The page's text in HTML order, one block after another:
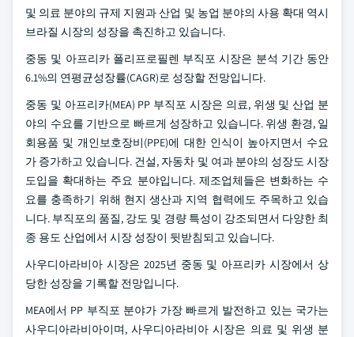
및 의료 분야의 규제 지원과 산업 및 농업 분야의 사용 확대 역시
브라질 시장의 성장을 촉진하고 있습니다.
중동 및 아프리카 폴리프로필렌 부직포 시장은 분석 기간 동안
6.1%의 연평균성장률(CAGR)로 성장할 전망입니다.
중동 및 아프리카(MEA) PP 부직포 시장은 의료, 위생 및 산업 분
야의 수요를 기반으로 빠르게 성장하고 있습니다. 위생 환경, 일
회용품 및 개인보호장비(PPE)에 대한 인식이 높아지면서 수요
가 증가하고 있습니다. 건설, 자동차 및 여과 분야의 성장도 시장
도입을 확대하는 주요 분야입니다. 제조업체들은 변화하는 수
요를 충족하기 위해 현지 생산과 지역 협력에도 주목하고 있습
니다. 부직포의 품질, 강도 및 경량 특성이 강조되면서 다양한 최
종 용도 산업에서 시장 성장이 뒷받침되고 있습니다.
사우디아라비아 시장은 2025년 중동 및 아프리카 시장에서 상
당한 성장을 기록할 전망입니다.
MEA에서 PP 부직포 분야가 가장 빠르게 발전하고 있는 국가는
사우디아라비아이며, 사우디아라비아 시장은 의료 및 위생 분